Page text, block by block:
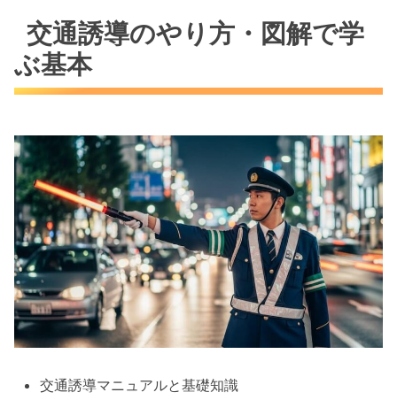
交通誘導のやり方・図解で学
ぶ基本
交通誘導マニュアルと基礎知識